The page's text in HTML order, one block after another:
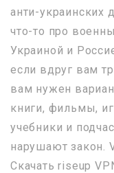
анти-украинских
что-то про
Украиной и
если вдруг вам
вам нужен
книги, фильмы,
учебники и
нарушают закон.
Скачать riseup